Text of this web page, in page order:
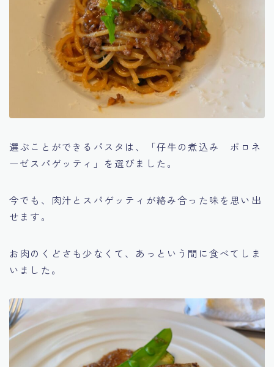
選ぶことができるパスタは、「仔牛の煮込み ポロネ
ーゼスパゲッティ」を選びました。
今でも、肉汁とスパゲッティが絡み合った味を思い出
せます。
お肉のくどさも少なくて、あっという間に食べてしま
いました。